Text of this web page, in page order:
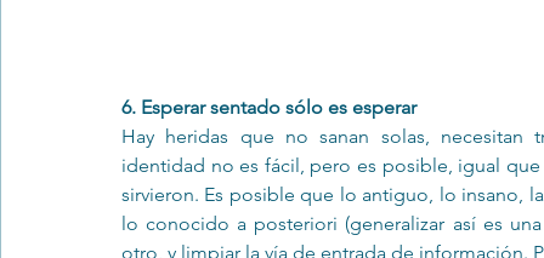
6. Esperar sentado sólo es esperar
Hay heridas que no sanan solas, necesitan
identidad no es fácil, pero es posible, igual
sirvieron. Es posible que lo antiguo, lo insano,
lo conocido a posteriori (generalizar así es